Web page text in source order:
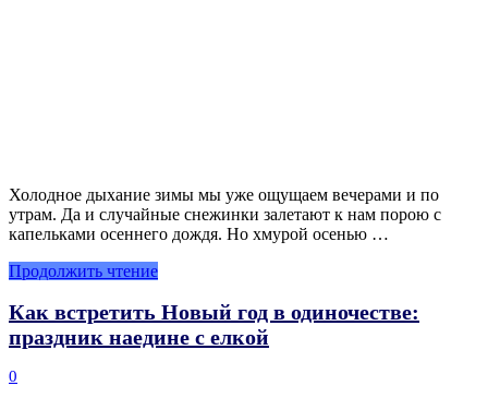
Холодное дыхание зимы мы уже ощущаем вечерами и по
утрам. Да и случайные снежинки залетают к нам порою с
капельками осеннего дождя. Но хмурой осенью …
Продолжить чтение
Как встретить Новый год в одиночестве:
праздник наедине с елкой
0